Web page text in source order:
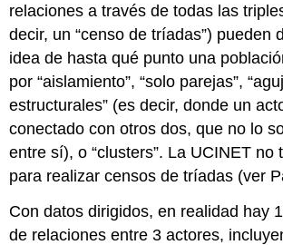
relaciones a través de todas las
decir, un “censo de tríadas”) pueden
idea de hasta qué punto una
por “aislamiento”, “solo parejas”,
estructurales” (es decir, donde un
conectado con otros dos, que no lo
entre sí), o “clusters”. La UCINET no
para realizar censos de tríadas (ver
Con datos dirigidos, en realidad hay
de relaciones entre 3 actores,